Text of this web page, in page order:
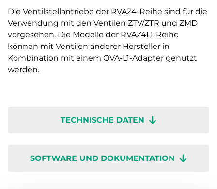
Die Ventilstellantriebe der RVAZ4-Reihe sind für die
Verwendung mit den Ventilen ZTV/ZTR und ZMD
vorgesehen. Die Modelle der RVAZ4L1-Reihe
können mit Ventilen anderer Hersteller in
Kombination mit einem OVA-L1-Adapter genutzt
werden.
TECHNISCHE DATEN
SOFTWARE UND DOKUMENTATION